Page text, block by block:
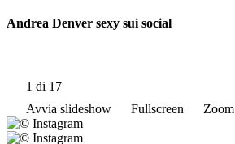
Andrea Denver sexy sui social
1 di 17
Avvia slideshow
Fullscreen Zoom